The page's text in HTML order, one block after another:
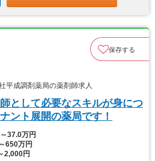
保存する
成調剤薬局の薬剤師求人
として必要なスキルが身につ
ント展開の薬局です！
37.0万円
650万円
2,000円